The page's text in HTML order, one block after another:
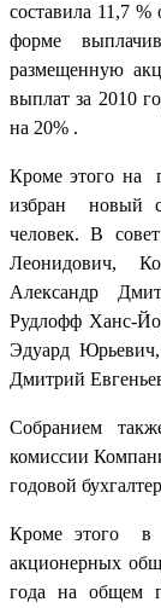
составила 11,7
форме
размещенную
выплат за 2010
на 20% .
Кроме этого на
избран новый
человек. В
Леонидович,
Александр
Рудлофф Ханс-
Эдуард
Дмитрий
Собранием
комиссии
годовой
Кроме этого в
акционерных
года на общем